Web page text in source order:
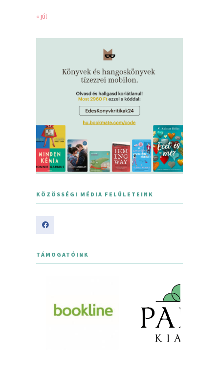
« júl
KÖZÖSSÉGI MÉDIA FELÜLETEINK
TÁMOGATÓINK